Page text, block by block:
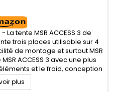
- La tente MSR ACCESS 3 de
trois places utilisable sur 4
de montage et surtout MSR
ACCESS 3 avec une plus
et le froid, conception
matériaux de qualité, deux
plus